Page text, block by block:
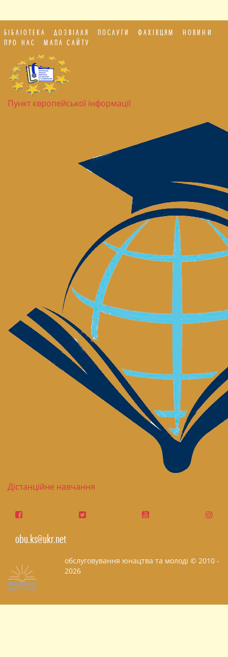
БІБЛІОТЕКА ДОЗВІЛЛЯ ПОСЛУГИ ФАХІВЦЯМ
НОВИНИ
ПРО НАС
МАПА САЙТУ
Пункт європейської інформації
Дістанційне навчання
obu.ks@ukr.net
обслуговування юнацтва та молоді © 2010 -
2026